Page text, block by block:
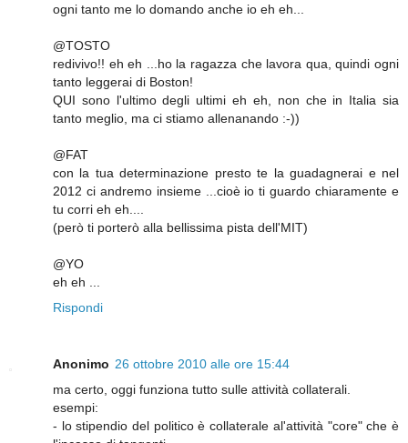
ogni tanto me lo domando anche io eh eh...
@TOSTO
redivivo!! eh eh ...ho la ragazza che lavora qua, quindi ogni
tanto leggerai di Boston!
QUI sono l'ultimo degli ultimi eh eh, non che in Italia sia
tanto meglio, ma ci stiamo allenanando :-))
@FAT
con la tua determinazione presto te la guadagnerai e nel
2012 ci andremo insieme ...cioè io ti guardo chiaramente e
tu corri eh eh....
(però ti porterò alla bellissima pista dell'MIT)
@YO
eh eh ...
Rispondi
Anonimo 26 ottobre 2010 alle ore 15:44
ma certo, oggi funziona tutto sulle attività collaterali.
esempi:
- lo stipendio del politico è collaterale al'attività "core" che è